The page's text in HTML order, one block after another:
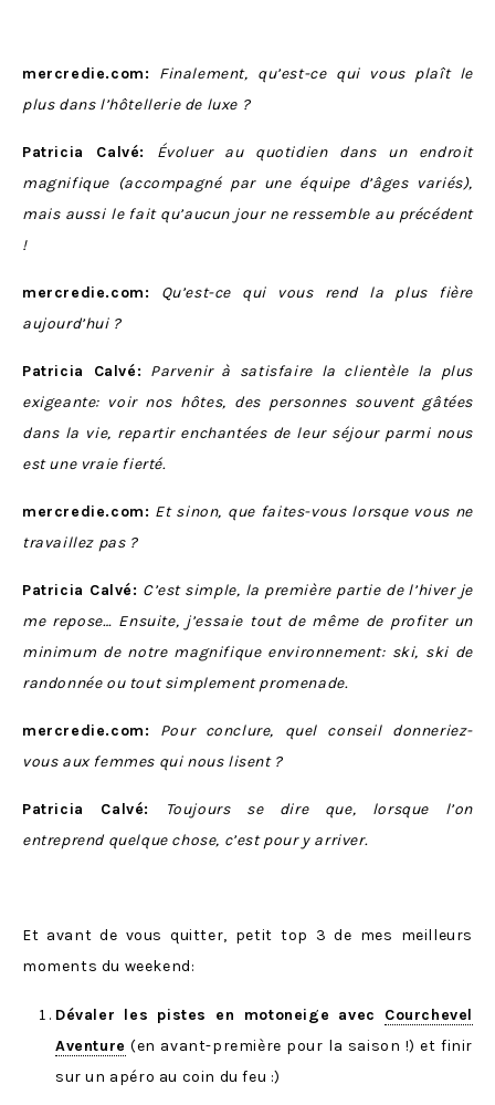
mercredie.com:
Finalement, qu’est-ce qui vous plaît le
plus dans l’hôtellerie de luxe ?
Patricia Calvé:
Évoluer au quotidien dans un endroit
magnifique (accompagné par une équipe d’âges variés),
mais aussi le fait qu’aucun jour ne ressemble au précédent
!
mercredie.com:
Qu’est-ce qui vous rend la plus fière
aujourd’hui ?
Patricia Calvé: Parvenir à satisfaire la clientèle la plus
exigeante: voir nos hôtes, des personnes souvent gâtées
dans la vie, repartir enchantées de leur séjour parmi nous
est une vraie fierté.
mercredie.com: Et sinon, que faites-vous lorsque vous ne
travaillez pas ?
Patricia Calvé: C’est simple, la première partie de l’hiver je
me repose… Ensuite, j’essaie tout de même de profiter un
minimum de notre magnifique environnement: ski, ski de
randonnée ou tout simplement promenade.
mercredie.com:
Pour conclure, quel conseil donneriez-
vous aux femmes qui nous lisent ?
Patricia Calvé:
Toujours se dire que, lorsque l’on
entreprend quelque chose, c’est pour y arriver.
Et avant de vous quitter, petit top 3 de mes meilleurs
moments du weekend:
Dévaler les pistes en motoneige avec Courchevel
Aventure (en avant-première pour la saison !) et finir
sur un apéro au coin du feu :)